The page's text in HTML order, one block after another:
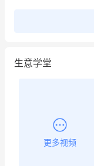
生意学堂
更多视频